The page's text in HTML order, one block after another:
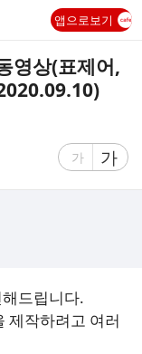
앱으로보기
영상(표제어,
글
게
가
글
자
가
드립니다.
제작하려고 여러